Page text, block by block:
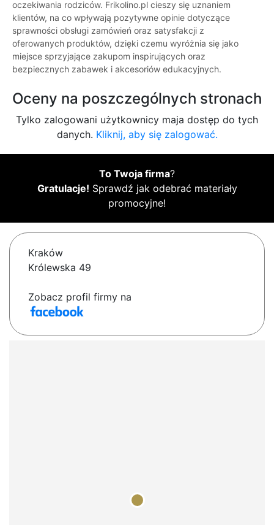
oczekiwania rodziców. Frikolino.pl cieszy się uznaniem
klientów, na co wpływają pozytywne opinie dotyczące
sprawności obsługi zamówień oraz satysfakcji z
oferowanych produktów, dzięki czemu wyróżnia się jako
miejsce sprzyjające zakupom inspirujących oraz
bezpiecznych zabawek i akcesoriów edukacyjnych.
Oceny na poszczególnych stronach
Tylko zalogowani użytkownicy maja dostęp do tych
danych. Kliknij, aby się zalogować.
To Twoja firma?
Gratulacje! Sprawdź jak odebrać materiały
promocyjne!
Kraków
Królewska 49
Zobacz profil firmy na